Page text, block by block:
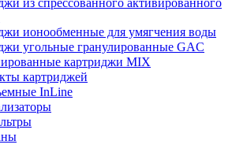
из спрессованного активированного
ионообменные для умягчения воды
угольные гранулированные GAC
картриджи MIX
картриджей
InLine